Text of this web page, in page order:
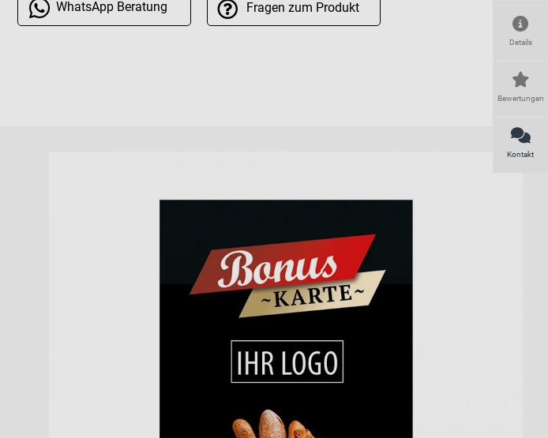
WhatsApp Beratung Fragen zum Produkt
Details
Bewertungen
Kontakt